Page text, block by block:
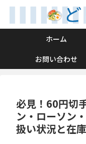
ホーム
お問い合わせ
必見！60円切
ン・ローソン
扱い状況と在